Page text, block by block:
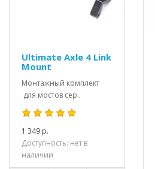
Ultimate Axle 4 Link
Mount
Монтажный комплект
для мостов сер..
1 349 р.
Доступность: нет в
наличии